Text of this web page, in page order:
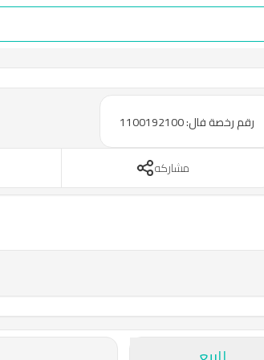
رقم رخصة فال: 1100192100
مشاركه